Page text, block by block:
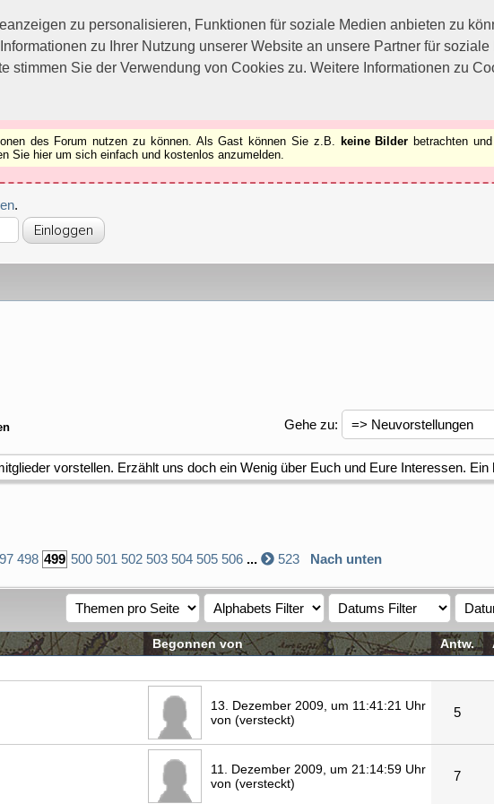
zu personalisieren, Funktionen für soziale Medien anbieten zu
zu Ihrer Nutzung unserer Website an unsere Partner für
stimmen Sie der Verwendung von Cookies zu. Weitere Informationen zu
Forums nutzen zu können.
des Forum nutzen zu können. Als Gast können Sie z.B. keine Bilder betrachten
Sie hier um sich einfach und kostenlos anzumelden.
.
Gehe zu:
vorstellen. Erzählt uns doch ein Wenig über Euch und Eure Interessen.
498 499 500 501 502 503 504 505 506 ... 523 Nach unten
Begonnen von Antw.
13. Dezember 2009, um 11:41:21 Uhr
von (versteckt)
5
11. Dezember 2009, um 21:14:59 Uhr
von (versteckt)
7